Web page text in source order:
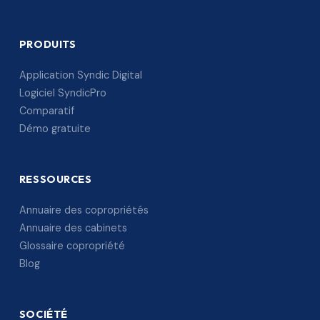
PRODUITS
Application Syndic Digital
Logiciel SyndicPro
Comparatif
Démo gratuite
RESSOURCES
Annuaire des copropriétés
Annuaire des cabinets
Glossaire copropriété
Blog
SOCIÉTÉ